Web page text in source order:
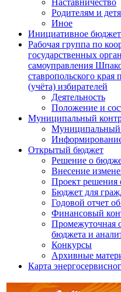
Наставничество
Родителям и
Иное
Инициативное
Рабочая группа по
государственных
самоуправления
ставропольского
(учёта) избирателей
Деятельность
Положение и
Муниципальный
Муниципальный
Открытый бюджет
Решение о
Внесение
Проект решения
Бюджет для
Годовой отчет
Финансовый
Промежуточная
бюджета и
Конкурсы
Архивные
Карта